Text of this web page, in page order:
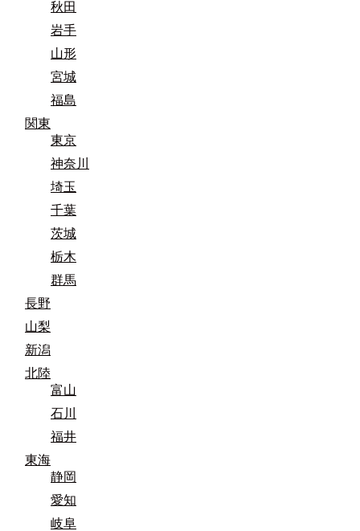
秋田
岩手
山形
宮城
福島
関東
東京
神奈川
埼玉
千葉
茨城
栃木
群馬
長野
山梨
新潟
北陸
富山
石川
福井
東海
静岡
愛知
岐阜